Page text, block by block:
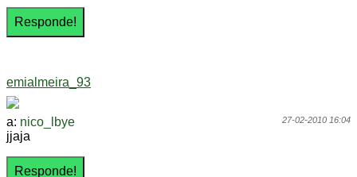
emialmeira_93
27-02-2010 16:04
a: nico_lbye
jjaja